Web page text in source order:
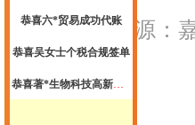
恭喜张小姐公司注册成功
来源：